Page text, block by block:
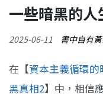
一些暗黑的
2025-06-11 書中自有
在【資本主義循環的
黑真相2】中，相信